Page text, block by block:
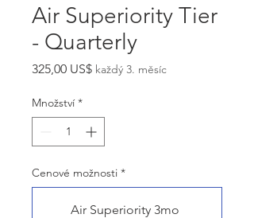
Air Superiority Tier
- Quarterly
325,00 US$Cena
každý 3. měsíc
Množství *
Cenové možnosti *
Air Superiority 3mo